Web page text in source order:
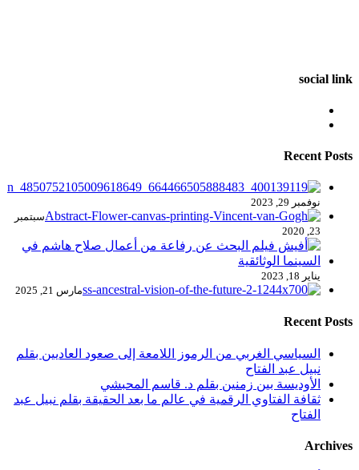
social link
Recent Posts
نوفمبر 29, 2023
سبتمبر
23, 2020
يناير 18, 2023
مارس 21, 2025
Recent Posts
السياسي الغربي من الرموز اللامعة إلى صعود العاديين بقلم
نبيل عبد الفتاح
الأوديسة بين زمنين بقلم د. قاسم المحبشي
ثقافة الفتاوي الرقمية في عالم ما بعد الحقيقة بقلم نبيل عبد
الفتاح
Archives